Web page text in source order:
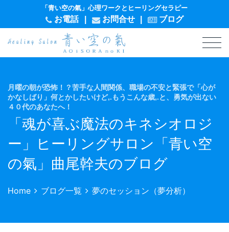
「青い空の氣」心理ワークとヒーリングセラピー
お電話 お問合せ ブログ
月曜の朝が恐怖！？苦手な人間関係、職場の不安と緊張で「心が
かなしばり」何とかしたいけど,.もうこんな歳,.と、勇気が出ない
４０代のあなたへ！
「魂が喜ぶ魔法のキネシオロジ
ー」ヒーリングサロン「青い空
の氣」曲尾幹夫のブログ
Home ブログ一覧 夢のセッション（夢分析）